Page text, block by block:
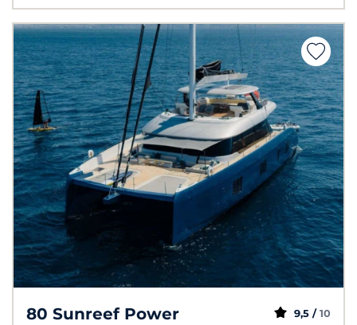
80 Sunreef Power 9,5 / 10